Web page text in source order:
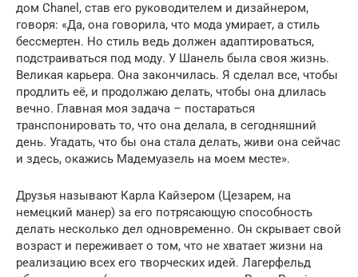
дом Chanel, став его руководителем и дизайнером,
говоря: «Да, она говорила, что мода умирает, а стиль
бессмертен. Но стиль ведь должен адаптироваться,
подстраиваться под моду. У Шанель была своя жизнь.
Великая карьера. Она закончилась. Я сделал все, чтобы
продлить её, и продолжаю делать, чтобы она длилась
вечно. Главная моя задача – постараться
транспонировать то, что она делала, в сегодняшний
день. Угадать, что бы она стала делать, живи она сейчас
и здесь, окажись Мадемуазель на моем месте».
Друзья называют Карла Кайзером (Цезарем, на
немецкий манер) за его потрясающую способность
делать несколько дел одновременно. Он скрывает свой
возраст и переживает о том, что не хватает жизни на
реализацию всех его творческих идей. Лагерфельд